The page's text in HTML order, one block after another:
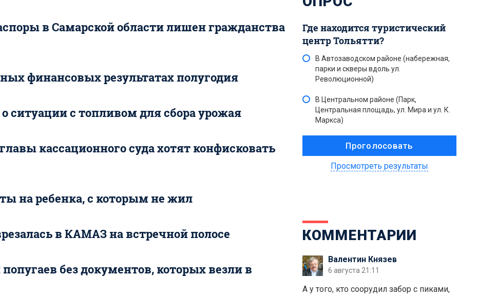
в Самарской области лишен гражданства
финансовых результатах полугодия
ситуации с топливом для сбора урожая
кассационного суда хотят конфисковать
на ребенка, с которым не жил
в КАМАЗ на встречной полосе
без документов, которых везли в
Где находится туристический
центр Тольятти?
В Автозаводском районе (набережная,
парки и скверы вдоль ул.
Революционной)
В Центральном районе (Парк,
Центральная площадь, ул. Мира и ул. К.
Маркса)
Просмотреть результаты
КОММЕНТАРИИ
Валентин Князев
6 августа 21:11
А у того, кто соорудил забор с пиками,